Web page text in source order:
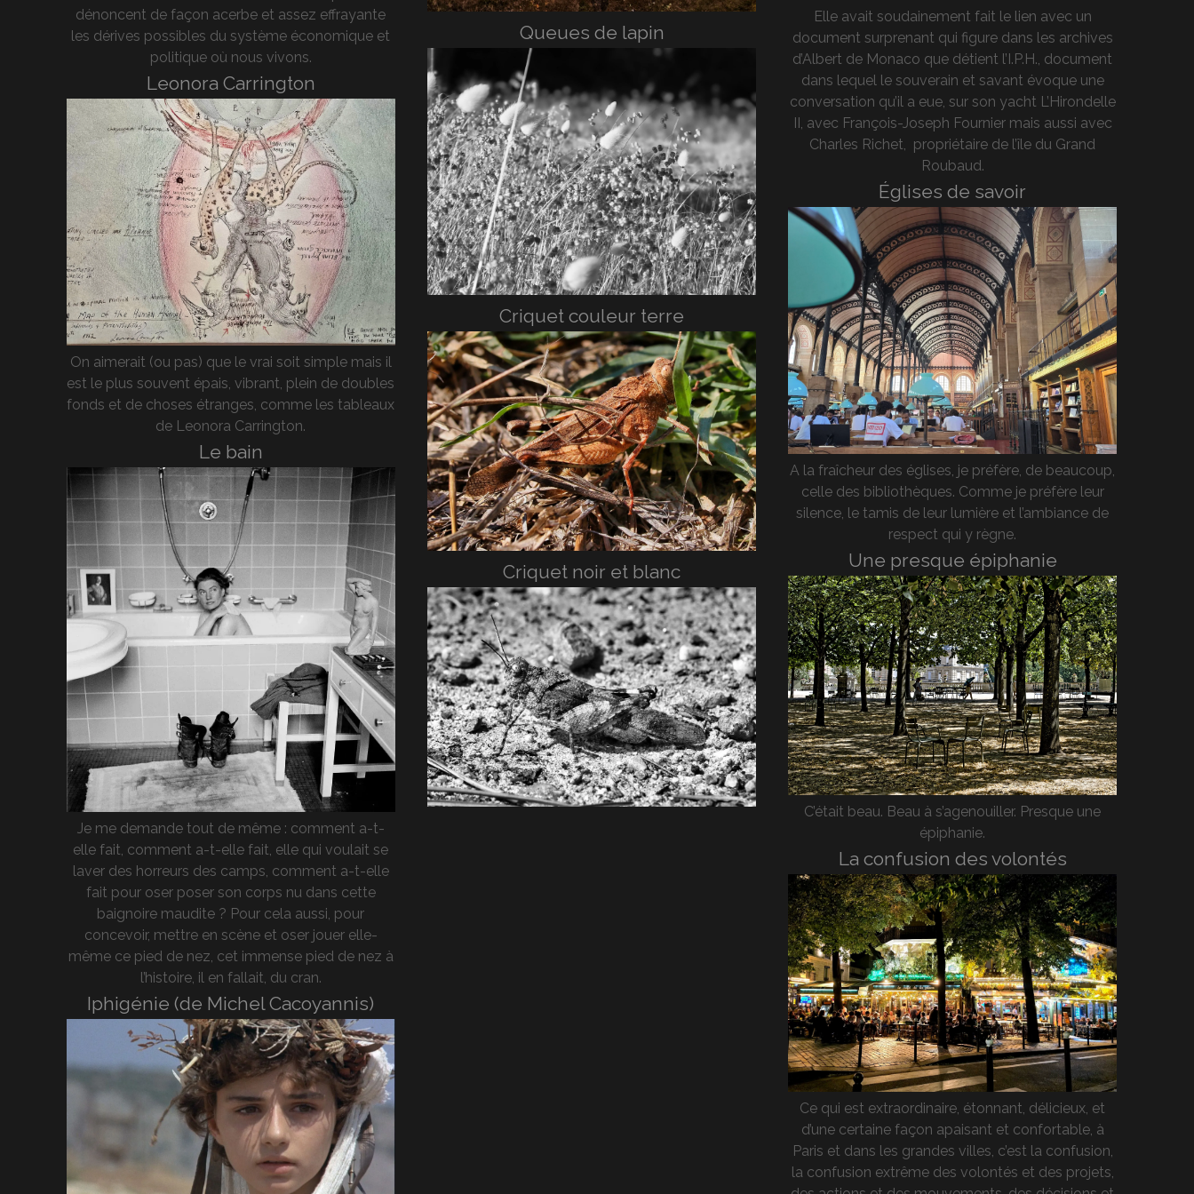
dénoncent de façon acerbe et assez effrayante
les dérives possibles du système économique et
politique où nous vivons.
Leonora Carrington
On aimerait (ou pas) que le vrai soit simple mais il
est le plus souvent épais, vibrant, plein de doubles
fonds et de choses étranges, comme les tableaux
de Leonora Carrington.
Le bain
Je me demande tout de même : comment a-t-
elle fait, comment a-t-elle fait, elle qui voulait se
laver des horreurs des camps, comment a-t-elle
fait pour oser poser son corps nu dans cette
baignoire maudite ? Pour cela aussi, pour
concevoir, mettre en scène et oser jouer elle-
même ce pied de nez, cet immense pied de nez à
l’histoire, il en fallait, du cran.
Iphigénie (de Michel Cacoyannis)
Queues de lapin
Criquet couleur terre
Criquet noir et blanc
Elle avait soudainement fait le lien avec un
document surprenant qui figure dans les archives
d’Albert de Monaco que détient l’I.P.H., document
dans lequel le souverain et savant évoque une
conversation qu’il a eue, sur son yacht L’Hirondelle
II, avec François-Joseph Fournier mais aussi avec
Charles Richet, propriétaire de l’île du Grand
Roubaud.
Églises de savoir
A la fraîcheur des églises, je préfère, de beaucoup,
celle des bibliothèques. Comme je préfère leur
silence, le tamis de leur lumière et l’ambiance de
respect qui y règne.
Une presque épiphanie
C’était beau. Beau à s’agenouiller. Presque une
épiphanie.
La confusion des volontés
Ce qui est extraordinaire, étonnant, délicieux, et
d’une certaine façon apaisant et confortable, à
Paris et dans les grandes villes, c’est la confusion,
la confusion extrême des volontés et des projets,